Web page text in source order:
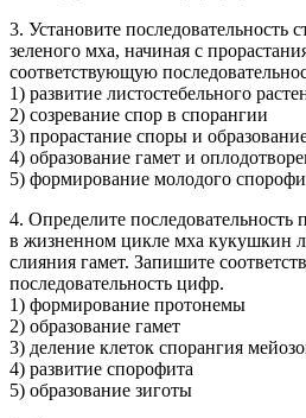
3. Установите последовательность
зеленого мха, начиная с
соответствующую
1) развитие листостебельного
2) созревание спор в спорангии
3) прорастание споры и
4) образование гамет и
5) формирование молодого
4. Определите последовательность
в жизненном цикле мха кукушкин
слияния гамет. Запишите
последовательность цифр.
1) формирование протонемы
2) образование гамет
3) деление клеток спорангия
4) развитие спорофита
5) образование зиготы